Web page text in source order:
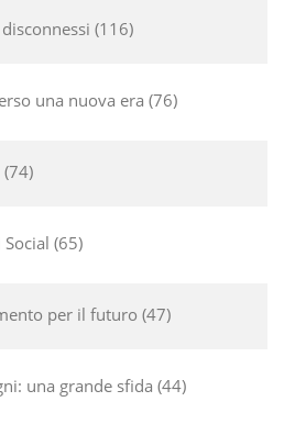
116
una nuova era 76
74
65
per il futuro 47
una grande sfida 44